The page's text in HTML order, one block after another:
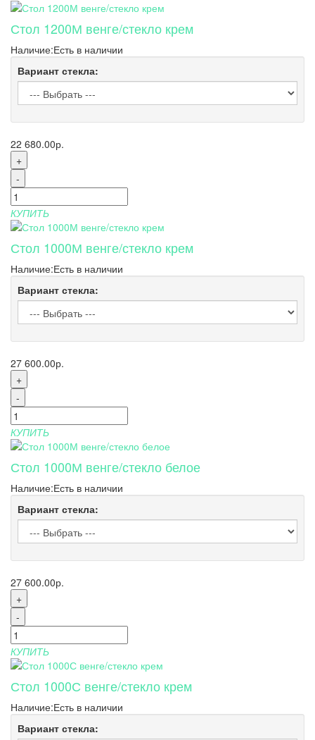
Стол 1200М венге/стекло крем
Наличие:Есть в наличии
Вариант стекла:
22 680.00р.
+
-
КУПИТЬ
Стол 1000М венге/стекло крем
Наличие:Есть в наличии
Вариант стекла:
27 600.00р.
+
-
КУПИТЬ
Стол 1000М венге/стекло белое
Наличие:Есть в наличии
Вариант стекла:
27 600.00р.
+
-
КУПИТЬ
Стол 1000С венге/стекло крем
Наличие:Есть в наличии
Вариант стекла: